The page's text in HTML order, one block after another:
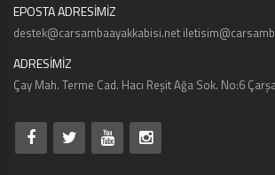
EPOSTA ADRESİMİZ
destek@carsambaayakkabisi.net
ADRESİMİZ
Çay Mah. Terme Cad. Hacı Reşit Ağa Sok. No:6